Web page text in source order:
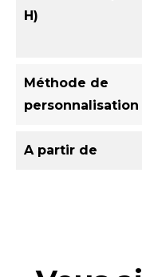
H)
Méthode de
personnalisation
A partir de